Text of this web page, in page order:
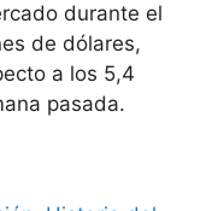
durante el
de dólares,
a los 5,4
pasada.